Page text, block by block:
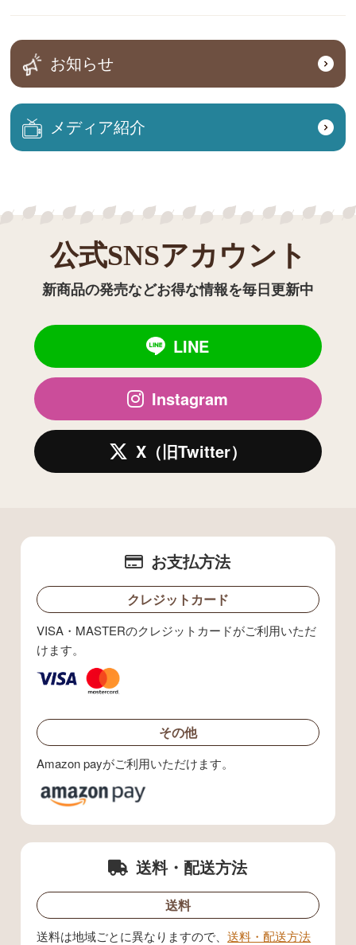
お知らせ
メディア紹介
公式SNSアカウント
新商品の発売などお得な情報を毎日更新中
LINE
Instagram
X（旧Twitter）
お支払方法
クレジットカード
VISA・MASTERのクレジットカードがご利用いただ
けます。
その他
Amazon payがご利用いただけます。
送料・配送方法
送料
送料は地域ごとに異なりますので、送料・配送方法